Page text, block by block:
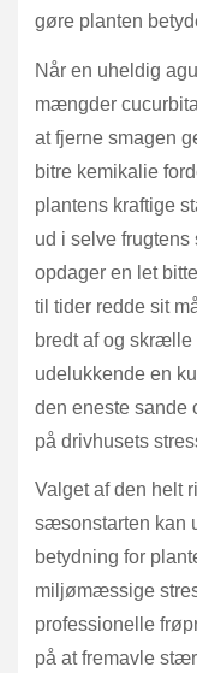
gøre planten
Når en uheldig
mængder
at fjerne smagen
bitre kemikalie
plantens kraftige
ud i selve frugtens
opdager en let
til tider redde sit
bredt af og skrælle
udelukkende en
den eneste sande
på drivhusets
Valget af den helt
sæsonstarten kan
betydning for
miljømæssige
professionelle
på at fremavle